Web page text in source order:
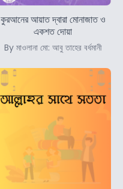
কুরআনের আয়াত দ্বারা মোনাজাত ও
একশত দোয়া
By মাওলানা মো: আবু তাহের বর্ধমানী